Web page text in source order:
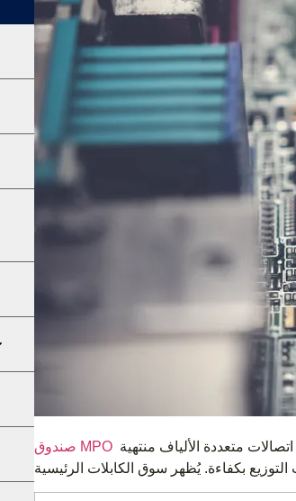
صندوق MPO